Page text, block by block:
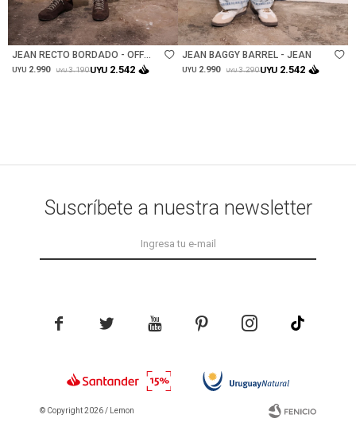
Talle
JEAN RECTO BORDADO - OFF
WHITE
UYU 2.990 UYU 3.190UYU 2.542
Talle
JEAN BAGGY BARREL - JEAN
UYU 2.990 UYU 3.290UYU 2.542
Suscríbete a nuestra newsletter
    
© Copyright 2026 / Lemon